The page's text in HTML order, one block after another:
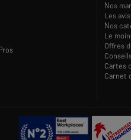
Nos
Les
Nos
Le
Offres
Cartes
Carnet